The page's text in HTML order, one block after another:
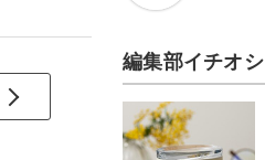
編集部イチオシ